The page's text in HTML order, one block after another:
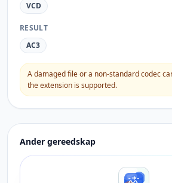
VCD
RESULT
AC3
A damaged file or a non-standard codec
the extension is supported.
Ander gereedskap